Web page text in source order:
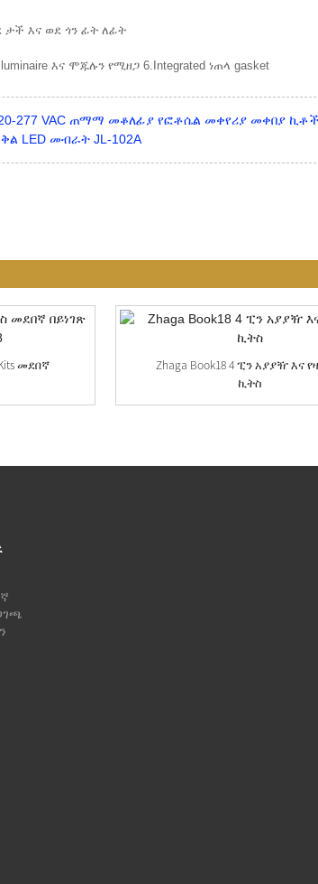
እና ወደ ጎን ፊት ለፊት
እና ሞጁሉን የሚዘጋ 6.Integrated ነጠላ gasket
120-277 VAC ጠማማ መቆለፊያ የፎቶሴል መቀየሪያ መቀበያ ኪቶች
LED መብራት JL-102A
Kits መደበኛ
Zhaga Book18 4 ፒን አያያዥ እና
ኪትስ